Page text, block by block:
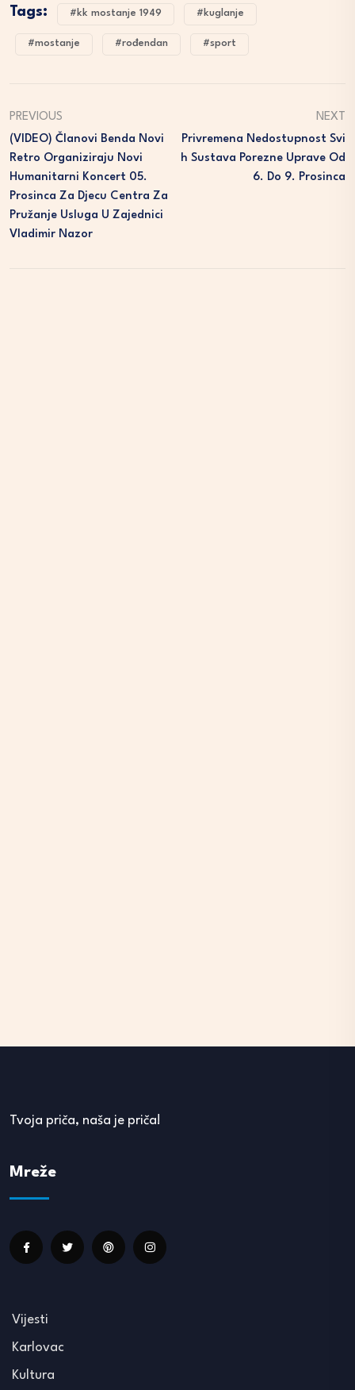
Tags: #kk mostanje 1949 #kuglanje
#mostanje #rođendan #sport
PREVIOUS
(VIDEO) Članovi Benda Novi
Retro Organiziraju Novi
Humanitarni Koncert 05.
Prosinca Za Djecu Centra Za
Pružanje Usluga U Zajednici
Vladimir Nazor
NEXT
Privremena Nedostupnost Svi
H Sustava Porezne Uprave Od
6. Do 9. Prosinca
Tvoja priča, naša je priča!
Mreže
Vijesti
Karlovac
Kultura